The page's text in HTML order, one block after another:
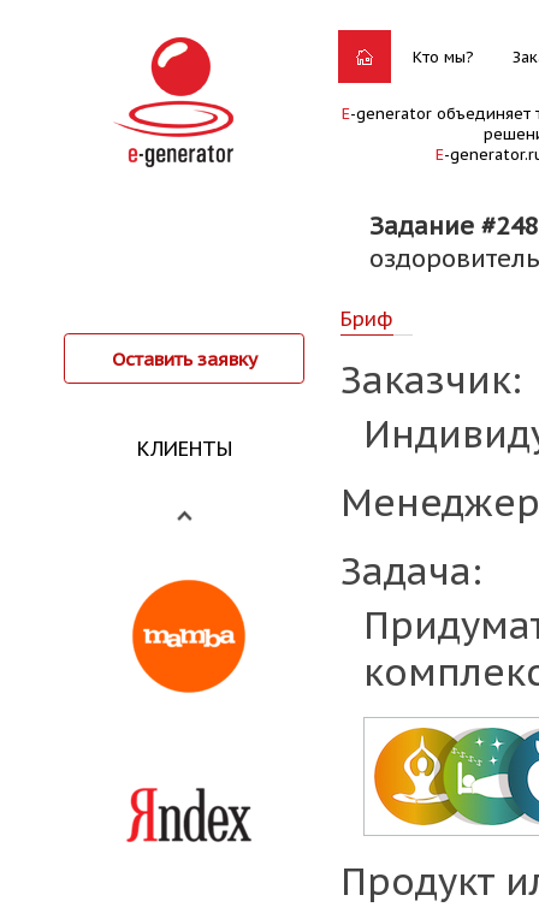
Кто мы?
E-generator объединяет
E-
Задание
Оставить заявку
КЛИЕНТЫ
Бриф
Заказчик:
Задача:
Продукт